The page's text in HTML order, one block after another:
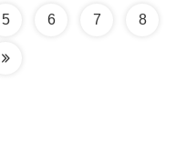
5 6 7 8